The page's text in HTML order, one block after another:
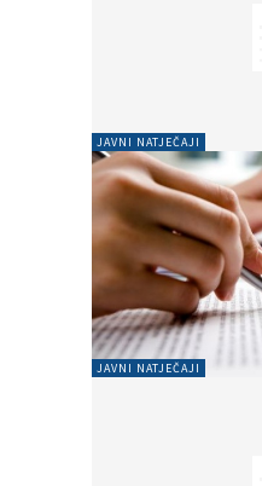
JAVNI NATJEČAJI
JAVNI NATJEČAJI